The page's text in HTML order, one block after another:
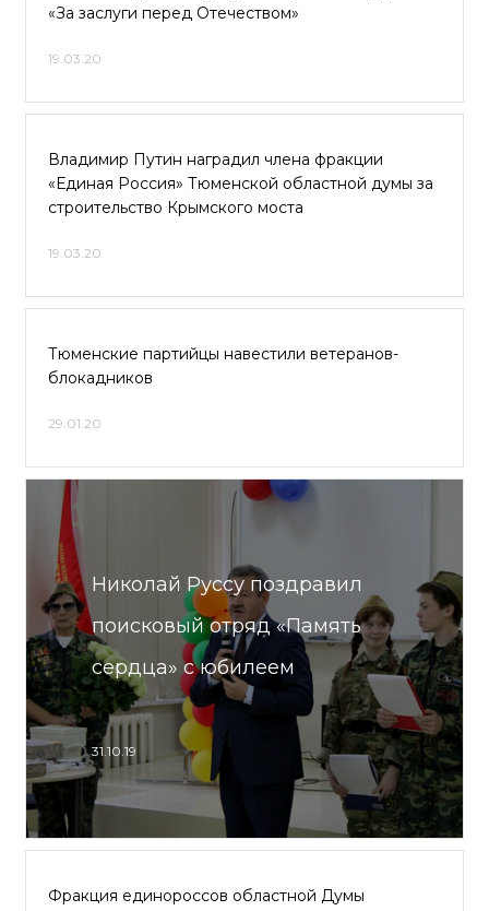
«За заслуги перед Отечеством»
19.03.20
Владимир Путин наградил члена фракции
«Единая Россия» Тюменской областной думы за
строительство Крымского моста
19.03.20
Тюменские партийцы навестили ветеранов-
блокадников
29.01.20
Николай Руссу поздравил
поисковый отряд «Память
сердца» с юбилеем
31.10.19
Фракция единороссов областной Думы